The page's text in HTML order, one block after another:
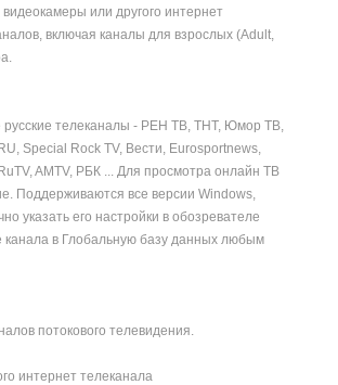
или другого интернет
включая каналы для взрослых (Adult,
русские телеканалы - РЕН ТВ, ТНТ, Юмор ТВ,
Special Rock TV, Вести, Eurosportnews,
AMTV, РБК ... Для просмотра онлайн ТВ
Поддерживаются все версии Windows,
указать его настройки в обозревателе
канала в Глобальную базу данных любым
потокового телевидения.
интернет телеканала